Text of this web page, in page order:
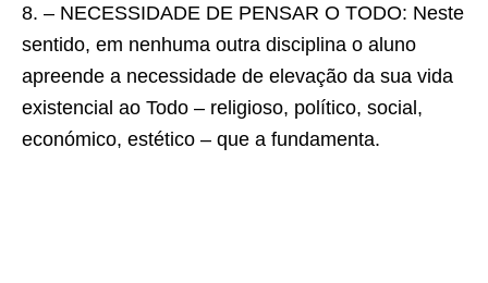
8. – NECESSIDADE DE PENSAR O TODO: Neste
sentido, em nenhuma outra disciplina o aluno
apreende a necessidade de elevação da sua vida
existencial ao Todo – religioso, político, social,
económico, estético – que a fundamenta.